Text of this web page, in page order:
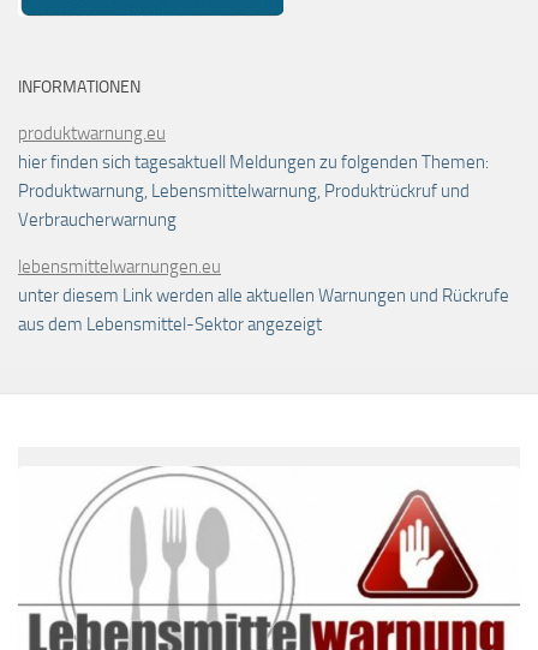
INFORMATIONEN
produktwarnung.eu
hier finden sich tagesaktuell Meldungen zu folgenden Themen:
Produktwarnung, Lebensmittelwarnung, Produktrückruf und
Verbraucherwarnung
lebensmittelwarnungen.eu
unter diesem Link werden alle aktuellen Warnungen und Rückrufe
aus dem Lebensmittel-Sektor angezeigt